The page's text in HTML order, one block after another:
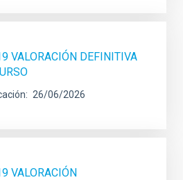
VALORACIÓN DEFINITIVA
26/06/2026
VALORACIÓN